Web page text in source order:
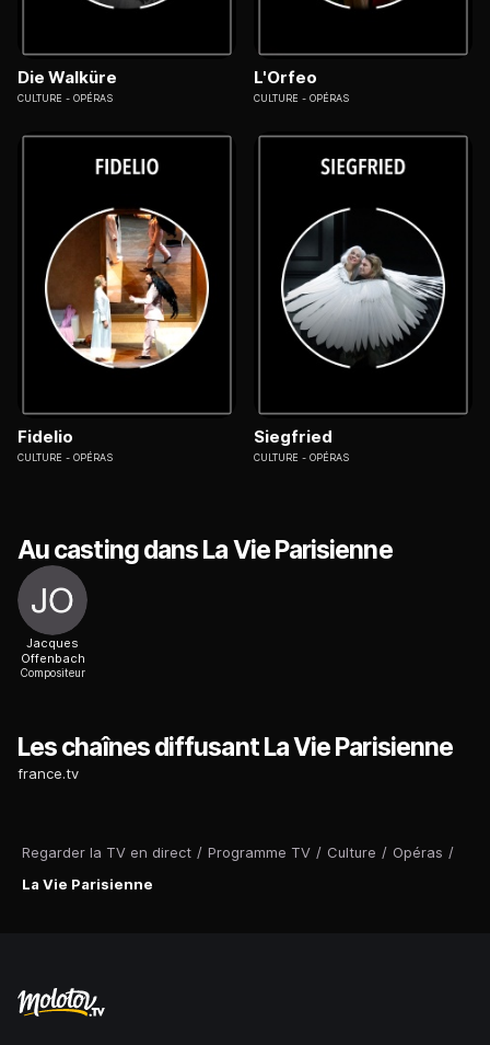
Regarder la TV en direct / Programme TV / Culture / Opéras /
La Vie Parisienne
Die Walküre
CULTURE OPÉRAS
L'Orfeo
CULTURE OPÉRAS
Fidelio
CULTURE OPÉRAS
Siegfried
CULTURE OPÉRAS
Au casting dans La Vie Parisienne
Jacques
Offenbach
Compositeur
Les chaînes diffusant La Vie Parisienne
france.tv